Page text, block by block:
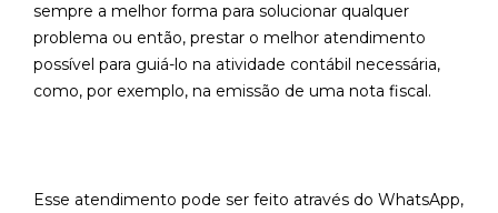
sempre a melhor forma para solucionar qualquer
problema ou então, prestar o melhor atendimento
possível para guiá-lo na atividade contábil necessária,
como, por exemplo, na emissão de uma nota fiscal.
Esse atendimento pode ser feito através do WhatsApp,